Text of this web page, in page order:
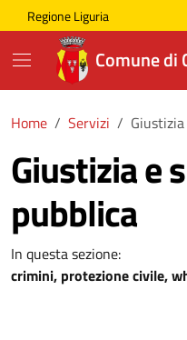
Skip to main content
Comune di Celle Ligure
Regione Liguria
Comune di
Home Servizi
Giustizia e
pubblica
In questa sezione:
crimini, protezione civile,